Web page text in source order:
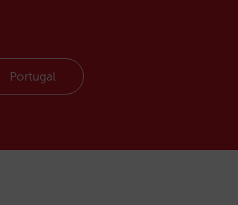
Portugal